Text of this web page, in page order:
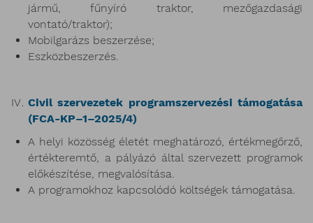
jármű, fűnyíró traktor, mezőgazdasági
vontató/traktor);
Mobilgarázs beszerzése;
Eszközbeszerzés.
Civil szervezetek programszervezési támogatása
(FCA-KP–1–2025/4)
A helyi közösség életét meghatározó, értékmegőrző,
értékteremtő, a pályázó által szervezett programok
előkészítése, megvalósítása.
A programokhoz kapcsolódó költségek támogatása.